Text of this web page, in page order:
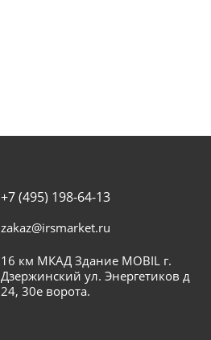
+7 (495) 198-64-13
zakaz@irsmarket.ru
16 км МКАД Здание MOBIL г.
Дзержинский ул. Энергетиков д
24, 30е ворота.